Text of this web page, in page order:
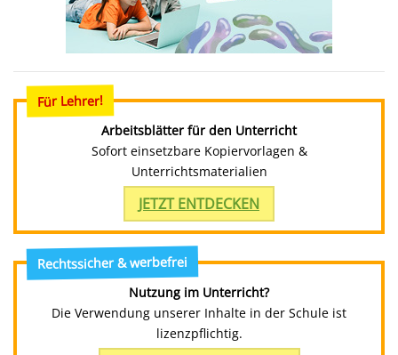
Für Lehrer!
Arbeitsblätter für den Unterricht
Sofort einsetzbare Kopiervorlagen &
Unterrichtsmaterialien
JETZT ENTDECKEN
Rechtssicher & werbefrei
Nutzung im Unterricht?
Die Verwendung unserer Inhalte in der Schule ist
lizenzpflichtig.